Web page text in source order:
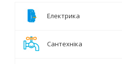
Електрика
Сантехніка